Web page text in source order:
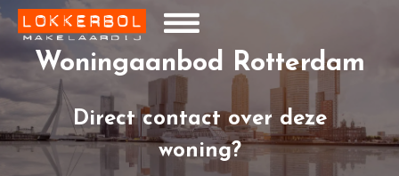
Woningaanbod Rotterdam
Direct contact over deze
woning?